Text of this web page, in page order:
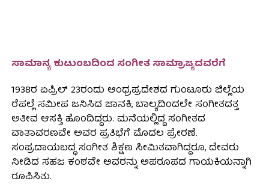
ಸಾಮಾನ್ಯ ಕುಟುಂಬದಿಂದ ಸಂಗೀತ ಸಾಮ್ರಾಜ್ಯದವರೆಗೆ
1938ರ ಏಪ್ರಿಲ್ 23ರಂದು ಆಂಧ್ರಪ್ರದೇಶದ ಗುಂಟೂರು ಜಿಲ್ಲೆಯ
ರೆಪಲ್ಲೆ ಸಮೀಪ ಜನಿಸಿದ ಜಾನಕಿ, ಬಾಲ್ಯದಿಂದಲೇ ಸಂಗೀತದತ್ತ
ಅತೀವ ಆಸಕ್ತಿ ಹೊಂದಿದ್ದರು. ಮನೆಯಲ್ಲಿದ್ದ ಸಂಗೀತದ
ವಾತಾವರಣವೇ ಅವರ ಪ್ರತಿಭೆಗೆ ಮೊದಲ ಪ್ರೇರಣೆ.
ಸಂಪ್ರದಾಯಬದ್ಧ ಸಂಗೀತ ಶಿಕ್ಷಣ ಸೀಮಿತವಾಗಿದ್ದರೂ, ದೇವರು
ನೀಡಿದ ಸಹಜ ಕಂಠವೇ ಅವರನ್ನು ಅಪರೂಪದ ಗಾಯಕಿಯನ್ನಾಗಿ
ರೂಪಿಸಿತು.